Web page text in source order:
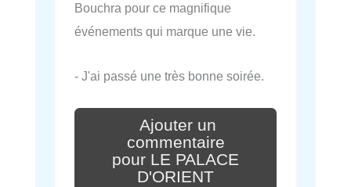
Bouchra pour ce magnifique
événements qui marque une vie.
- J'ai passé une très bonne soirée.
Ajouter un
commentaire
pour LE PALACE
D'ORIENT